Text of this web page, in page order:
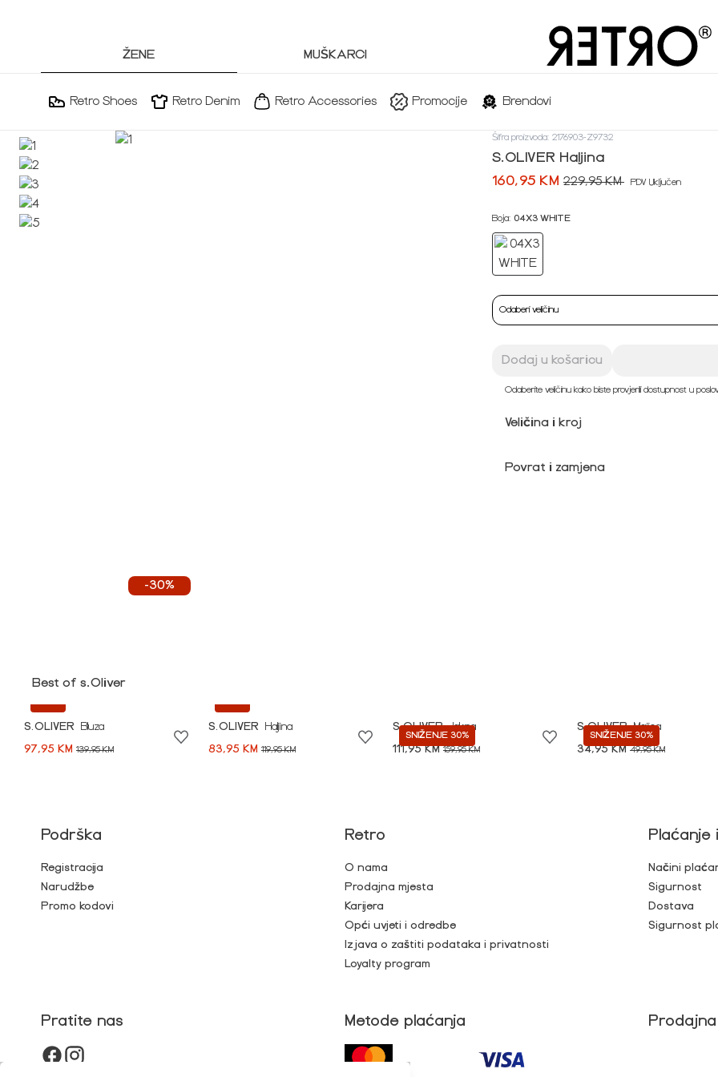
ŽENE MUŠKARCI
Retro Shoes Retro Denim Retro Accessories Promocije Brendovi
-30%
Šifra proizvoda: 2176903-Z9732
S.OLIVER Haljina
160,95 KM 229,95 KM PDV Uključen
Boja: 04X3 WHITE
Odaberi veličinu
Dodaj u košaricu
Odaberite veličinu kako biste provjerili dostupnost u
Veličina i kroj
Povrat i zamjena
Best of s.Oliver
S.OLIVER
Bluza
97,95 KM 139,95 KM
S.OLIVER
Haljina
83,95 KM 119,95 KM
SNIŽENJE 30%
S.OLIVER Jakna
111,95 KM159,95 KM
SNIŽENJE 30%
S.OLIVER Majica
34,95 KM49,95 KM
Podrška
Registracija
Narudžbe
Promo kodovi
Retro
O nama
Prodajna mjesta
Karijera
Opći uvjeti i odredbe
Izjava o zaštiti podataka i privatnosti
Loyalty program
Plaćanje
Načini
Sigurnost
Dostava
Sigurnost
Pratite nas Metode plaćanja